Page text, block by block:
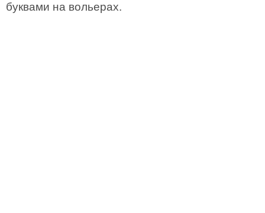
буквами на вольерах.